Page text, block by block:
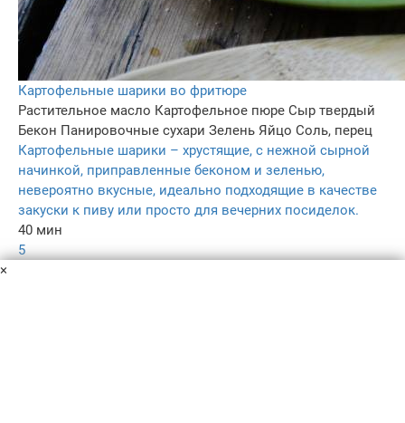
Картофельные шарики во фритюре
Растительное масло Картофельное пюре Сыр твердый
Бекон Панировочные сухари Зелень Яйцо Соль, перец
Картофельные шарики – хрустящие, с нежной сырной
начинкой, приправленные беконом и зеленью,
невероятно вкусные, идеально подходящие в качестве
закуски к пиву или просто для вечерних посиделок.
40 мин
5
×